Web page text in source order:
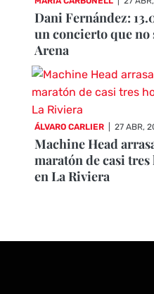
Dani Fernández:
un concierto que no
Arena
ÁLVARO CARLIER 27 ABR,
Machine Head
maratón de casi
en La Riviera